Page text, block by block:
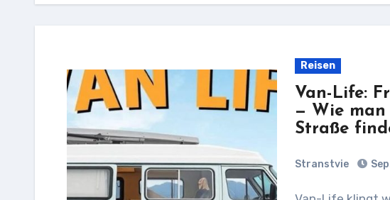
Reisen
Van-Life:
— Wie man
Straße
Stranstvie